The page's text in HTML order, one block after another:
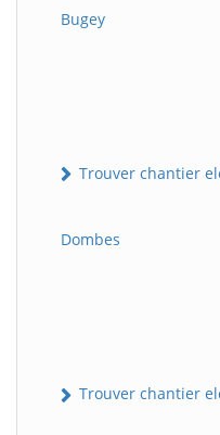
Bugey
Trouver chantier
Dombes
Trouver chantier